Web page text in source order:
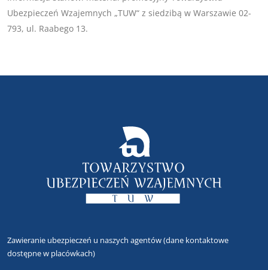
Ubezpieczeń Wzajemnych „TUW“ z siedzibą w Warszawie 02-
793, ul. Raabego 13.
Zawieranie ubezpieczeń u naszych agentów(dane kontaktowe
dostępne w placówkach)